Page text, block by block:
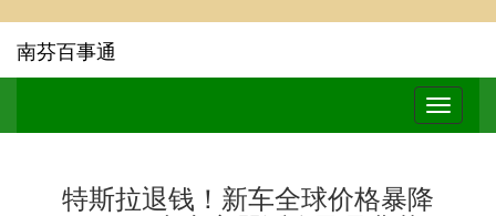
南芬百事通
特斯拉退钱！新车全球价格暴降